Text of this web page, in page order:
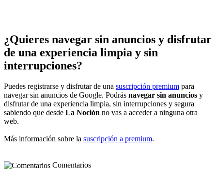
¿Quieres navegar sin anuncios y disfrutar
de una experiencia limpia y sin
interrupciones?
Puedes registrarse y disfrutar de una suscripción premium para
navegar sin anuncios de Google. Podrás navegar sin anuncios y
disfrutar de una experiencia limpia, sin interrupciones y segura
sabiendo que desde La Noción no vas a acceder a ninguna otra
web.
Más información sobre la suscripción a premium.
Comentarios